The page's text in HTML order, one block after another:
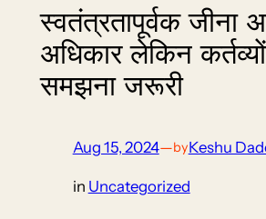
स्वतंत्रतापूर्वक जीना
अधिकार लेकिन
समझना जरूरी
Aug 15, 2024—byKeshu
in Uncategorized